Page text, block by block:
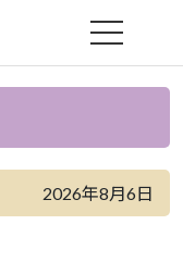
MENU
2026年8月6日